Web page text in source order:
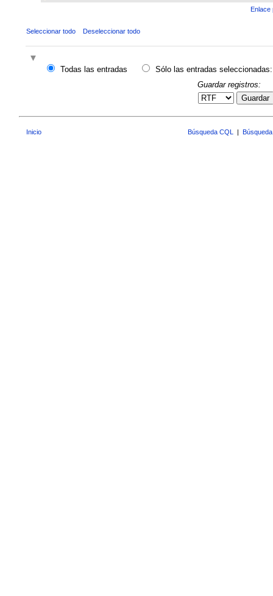
Enlace
Seleccionar todo Deseleccionar todo
Todas las entradas
Sólo las entradas seleccionadas:
Guardar registros:
Guardar
Inicio Búsqueda CQL